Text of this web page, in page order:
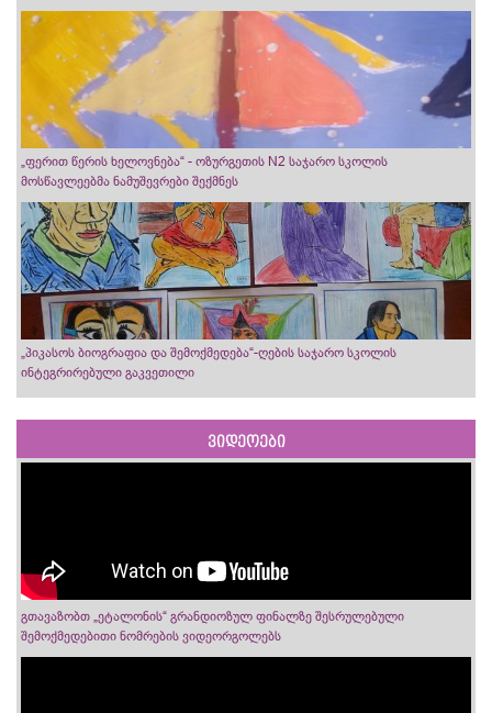
„ფერით წერის ხელოვნება“ - ოზურგეთის N2 საჯარო სკოლის
მოსწავლეებმა ნამუშევრები შექმნეს
„პიკასოს ბიოგრაფია და შემოქმედება“-ღების საჯარო სკოლის
ინტეგრირებული გაკვეთილი
ვიდეოები
გთავაზობთ „ეტალონის“ გრანდიოზულ ფინალზე შესრულებული
შემოქმედებითი ნომრების ვიდეორგოლებს